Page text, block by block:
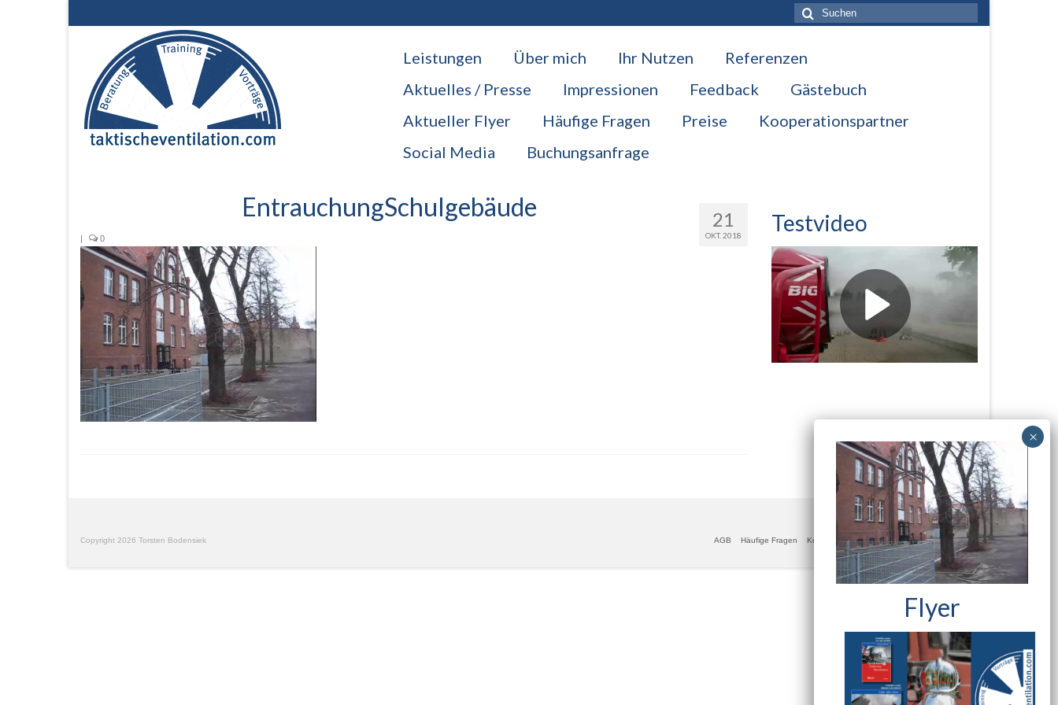
Suche
nach:
Leistungen Über mich Ihr Nutzen
Referenzen
Aktuelles / Presse
Impressionen Feedback
Gästebuch
Aktueller Flyer
Häufige Fragen Preise
Kooperationspartner
Social Media
Buchungsanfrage
21
OKT. 2018
EntrauchungSchulgebäude
| 0
Testvideo
AGB Häufige Fragen Kontakt Datenschutzerklärung Impressum
Copyright 2026 Torsten Bodensiek
Flyer